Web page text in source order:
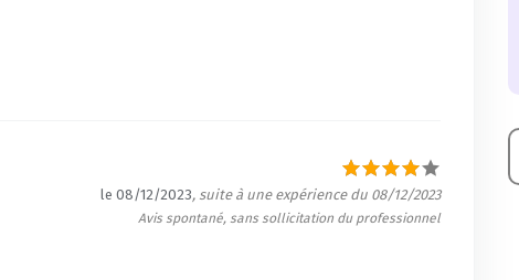
le 08/12/2023, suite à une expérience du 08/12/2023
Avis spontané, sans sollicitation du professionnel